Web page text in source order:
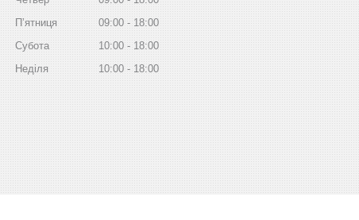
Пʼятниця
09:00
18:00
Субота
10:00
18:00
Неділя
10:00 18:00